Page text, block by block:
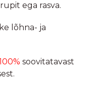
ega rasva.
lõhna- ja
soovitatavast